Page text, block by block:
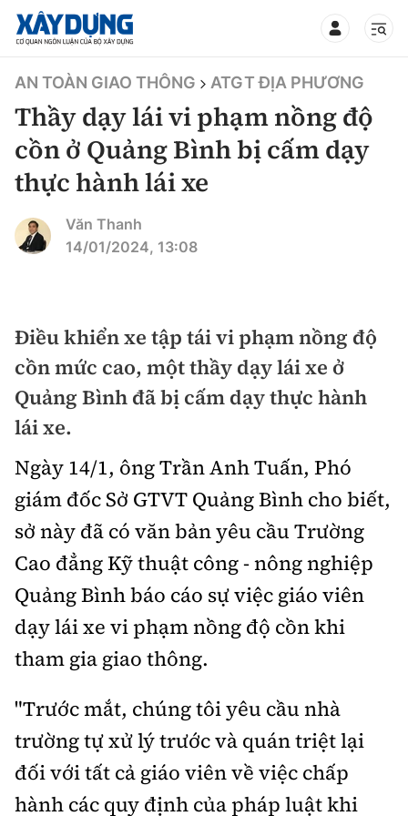
TIN BỘ XÂY DỰNG
CHUYÊN MỤC
Mới nhất
Chính trị
Xã hội
Chuyện dọc đường
Cải chính
Xây dựng
Chỉ đạo điều hành
Quy hoạch kiến trúc
Vật liệu xây dựng
Giám định chất lượng
Quản lý đô thị
Giao thông
Quản lý
Đường bộ
Hàng không
Đường sắt
Đăng kiểm
Đường sắt tốc độ cao
Đường thủy
Hàng hải
Đường sắt đô thị
Thị trường
Tài chính
Chứng khoán
Bảo hiểm
Doanh nghiệp
Pháp luật
Thanh tra
An ninh hình sự
Điều tra
Hỏi - Đáp
An toàn giao thông
Giao thông 24h
ATGT địa phương
Lái xe an toàn
Chung tay vì ATGT
Chất lượng sống
Giáo dục
Y tế
Đời sống
Lao động - Công đoàn
Văn hóa - Giải Trí
Văn hóa
Showbiz
Điện ảnh
Thể thao
Bóng đá
Bình luận
Công nghệ
AN TOÀN GIAO THÔNG ATGT ĐỊA PHƯƠNG
Thầy dạy lái vi phạm nồng độ
cồn ở Quảng Bình bị cấm dạy
thực hành lái xe
Văn Thanh
14/01/2024, 13:08
Điều khiển xe tập tái vi phạm nồng độ
cồn mức cao, một thầy dạy lái xe ở
Quảng Bình đã bị cấm dạy thực hành
lái xe.
Ngày 14/1, ông Trần Anh Tuấn, Phó
giám đốc Sở GTVT Quảng Bình cho biết,
sở này đã có văn bản yêu cầu Trường
Cao đẳng Kỹ thuật công - nông nghiệp
Quảng Bình báo cáo sự việc giáo viên
dạy lái xe vi phạm nồng độ cồn khi
tham gia giao thông.
"Trước mắt, chúng tôi yêu cầu nhà
trường tự xử lý trước và quán triệt lại
đối với tất cả giáo viên về việc chấp
hành các quy định của pháp luật khi